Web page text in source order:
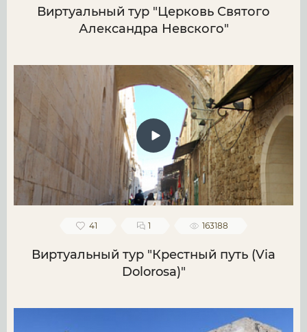
Виртуальный тур "Церковь Святого
Александра Невского"
41 1 163188
Виртуальный тур "Крестный путь (Via
Dolorosa)"